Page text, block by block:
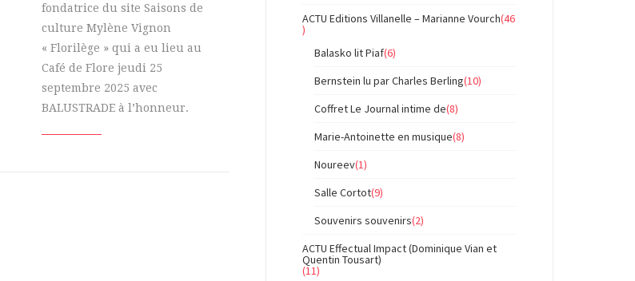
fondatrice du site Saisons de
culture Mylène Vignon
« Florilège » qui a eu lieu au
Café de Flore jeudi 25
septembre 2025 avec
BALUSTRADE à l’honneur.
ACTU Editions Villanelle – Marianne Vourch(46
)
Balasko lit Piaf(6)
Bernstein lu par Charles Berling(10)
Coffret Le Journal intime de(8)
Marie-Antoinette en musique(8)
Noureev(1)
Salle Cortot(9)
Souvenirs souvenirs(2)
ACTU Effectual Impact (Dominique Vian et
Quentin Tousart)
(11)